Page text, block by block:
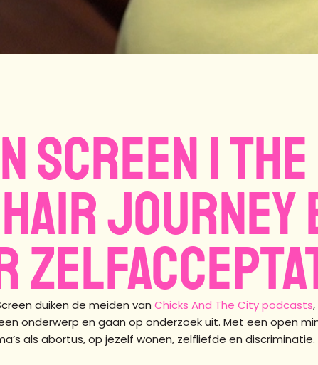
Screen | The
journey
duiken de meiden van Chicks And The City podcasts
onderwerp en gaan op onderzoek uit. Met een open
als abortus, op jezelf wonen, zelfliefde en discriminatie.